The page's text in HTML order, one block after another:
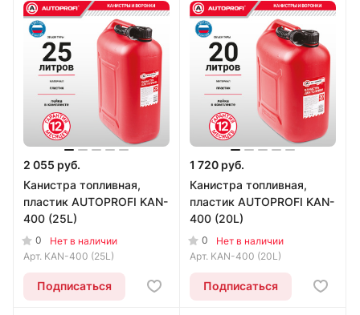
2 055 руб.
Канистра топливная,
пластик AUTOPROFI KAN-
400 (25L)
0
Нет в наличии
Арт. KAN-400 (25L)
Подписаться
1 720 руб.
Канистра топливная,
пластик AUTOPROFI KAN-
400 (20L)
0
Нет в наличии
Арт. KAN-400 (20L)
Подписаться